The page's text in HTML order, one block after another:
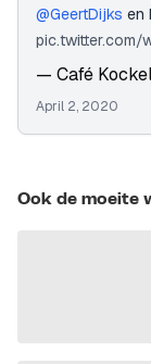
@GeertDijks en
pic.twitter.com/
— Café
April 2, 2020
Ook de moeite